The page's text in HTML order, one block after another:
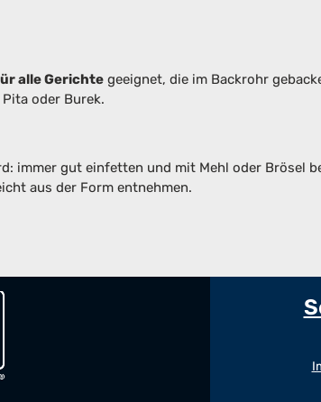
alle Gerichte geeignet, die im Backrohr
oder Burek.
immer gut einfetten und mit Mehl oder Brösel
aus der Form entnehmen.